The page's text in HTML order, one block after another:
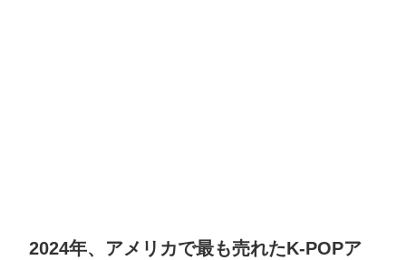
2024年、アメリカで最も売れたK-POPア